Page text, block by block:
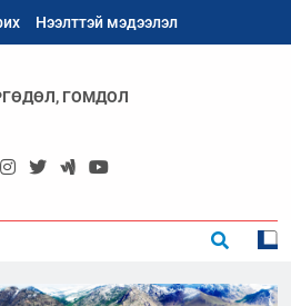
Нээлттэй мэдээлэл
Архангай
ГОМДОЛ